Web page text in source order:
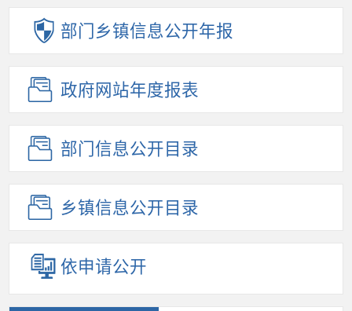
部门乡镇信息公开年报
政府网站年度报表
部门信息公开目录
乡镇信息公开目录
依申请公开